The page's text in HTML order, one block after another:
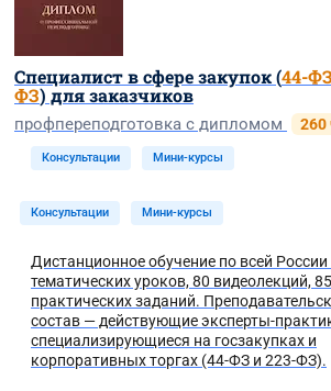
Специалист в сфере закупок (44-ФЗ
ФЗ) для заказчиков
профпереподготовка с дипломом 260
Консультации Мини-курсы
Консультации Мини-курсы
Дистанционное обучение по всей
тематических уроков, 80 видеолекций, 85
практических заданий.
состав — действующие эксперты-
специализирующиеся на госзакупках и
корпоративных торгах (44-ФЗ и 223-ФЗ).